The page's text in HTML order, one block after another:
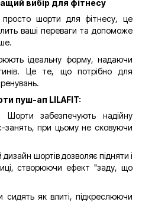
вибір для фітнесу
шорти для фітнесу, це
ваші переваги та допоможе
ідеальну форму, надаючи
Це те, що потрібно для
пуш-ап LILAFIT:
забезпечують надійну
занять, при цьому не сковуючи
шортів дозволяє підняти і
створюючи ефект "заду, що
сидять як влиті, підкреслюючи